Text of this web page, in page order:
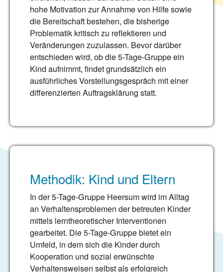
hohe Motivation zur Annahme von Hilfe sowie
die Bereitschaft bestehen, die bisherige
Problematik kritisch zu reflektieren und
Veränderungen zuzulassen. Bevor darüber
entschieden wird, ob die 5-Tage-Gruppe ein
Kind aufnimmt, findet grundsätzlich ein
ausführliches Vorstellungsgespräch mit einer
differenzierten Auftragsklärung statt.
Methodik: Kind und Eltern
In der 5-Tage-Gruppe Heersum wird im Alltag
an Verhaltensproblemen der betreuten Kinder
mittels lerntheoretischer Interventionen
gearbeitet. Die 5-Tage-Gruppe bietet ein
Umfeld, in dem sich die Kinder durch
Kooperation und sozial erwünschte
Verhaltensweisen selbst als erfolgreich